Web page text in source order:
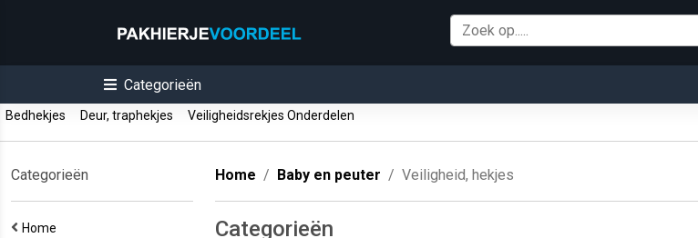
Categorieën
Bedhekjes Deur, traphekjes Veiligheidsrekjes Onderdelen
Categorieën
Home
Home Baby en peuter Veiligheid, hekjes
Categorieën